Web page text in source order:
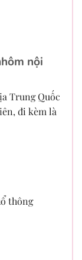
nội
Trung Quốc
đi kèm là
thông